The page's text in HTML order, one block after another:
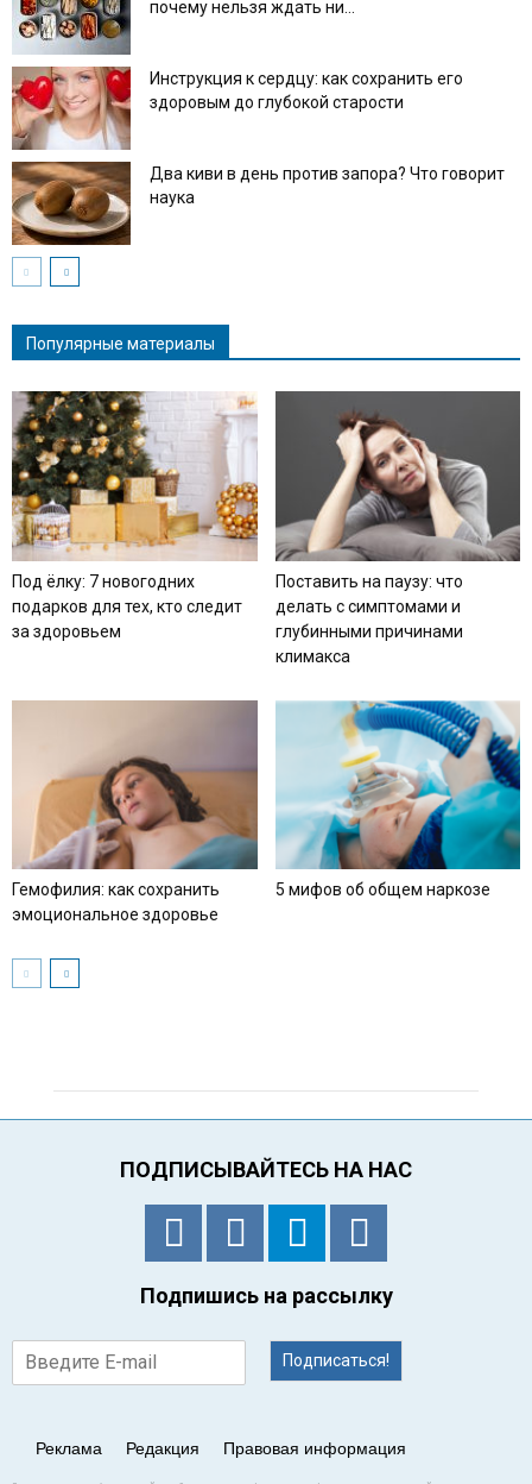
почему нельзя ждать ни...
Инструкция к сердцу: как сохранить его
здоровым до глубокой старости
Два киви в день против запора? Что говорит
наука
Популярные материалы
Под ёлку: 7 новогодних
подарков для тех, кто следит
за здоровьем
Поставить на паузу: что
делать с симптомами и
глубинными причинами
климакса
Гемофилия: как сохранить
эмоциональное здоровье
5 мифов об общем наркозе
ПОДПИСЫВАЙТЕСЬ НА НАС
Подпишись на рассылку
Подписаться!
Реклама Редакция Правовая информация